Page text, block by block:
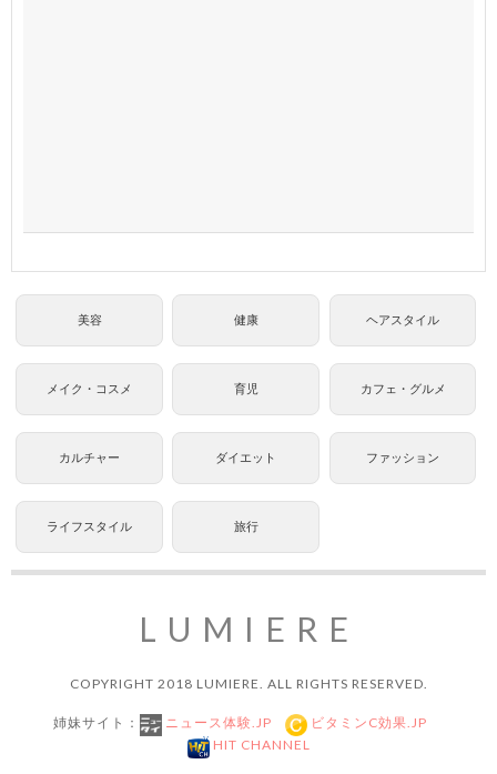
美容 健康 ヘアスタイル
メイク・コスメ 育児 カフェ・グルメ
カルチャー ダイエット ファッション
ライフスタイル 旅行
LUMIERE
COPYRIGHT 2018 LUMIERE. ALL RIGHTS RESERVED.
姉妹サイト： ニュース体験.JP
ビタミンC効果.JP
HIT CHANNEL